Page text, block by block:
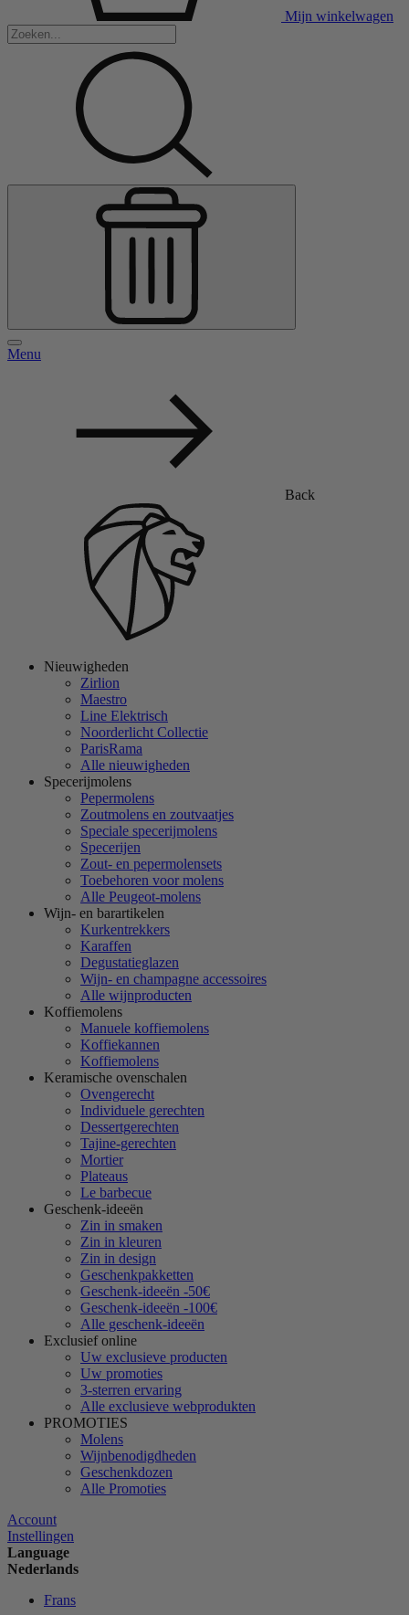
Mijn winkelwagen
Menu
Back
Nieuwigheden
Zirlion
Maestro
Line Elektrisch
Noorderlicht Collectie
ParisRama
Alle nieuwigheden
Specerijmolens
Pepermolens
Zoutmolens en zoutvaatjes
Speciale specerijmolens
Specerijen
Zout- en pepermolensets
Toebehoren voor molens
Alle Peugeot-molens
Wijn- en barartikelen
Kurkentrekkers
Karaffen
Degustatieglazen
Wijn- en champagne accessoires
Alle wijnproducten
Koffiemolens
Manuele koffiemolens
Koffiekannen
Koffiemolens
Keramische ovenschalen
Ovengerecht
Individuele gerechten
Dessertgerechten
Tajine-gerechten
Mortier
Plateaus
Le barbecue
Geschenk-ideeën
Zin in smaken
Zin in kleuren
Zin in design
Geschenkpakketten
Geschenk-ideeën -50€
Geschenk-ideeën -100€
Alle geschenk-ideeën
Exclusief online
Uw exclusieve producten
Uw promoties
3-sterren ervaring
Alle exclusieve webprodukten
PROMOTIES
Molens
Wijnbenodigdheden
Geschenkdozen
Alle Promoties
Account
Instellingen
Language
Nederlands
Frans